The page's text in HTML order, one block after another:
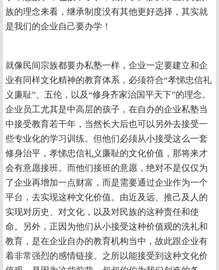
族的理念来看，继承制度没有其他更好选择，其实就
是我们的企业自己要办学！
就像民间宗族都要办私塾一样，企业一定要建立和企
业有同样文化精神的教育体系，必须符合“孝悌忠信礼
义廉耻”、五伦，以及“修身齐家治国平天下”的理念。
企业员工尤其是中高层的孩子，在自办的企业私塾当
中接受教育若干年，当然长大后也可以另外去接受一
些专业化的学习训练。但他们必须从小接受这么一套
修身治平，孝悌忠信礼义廉耻的文化价值，那将来才
会有意愿接班。而他们接班的意愿，绝对不是仅仅为
了企业再增加一点财富，而是需要通过企业作为一个
平台，去实现这种文化价值。由近及远、推己及人的
实现对历史、对文化，以及对民族的这种责任和使
命。另外，正因为他们从小接受这种价值观的洗礼和
教育，是在企业自办的教育机构当中，故此跟企业有
着非常强烈的感情链接。之所以能接受到这种文化价